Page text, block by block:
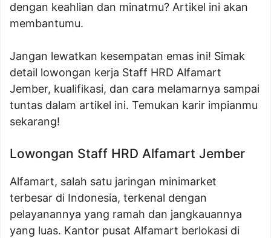
dengan keahlian dan minatmu? Artikel ini akan
membantumu.
Jangan lewatkan kesempatan emas ini! Simak
detail lowongan kerja Staff HRD Alfamart
Jember, kualifikasi, dan cara melamarnya sampai
tuntas dalam artikel ini. Temukan karir impianmu
sekarang!
Lowongan Staff HRD Alfamart Jember
Alfamart, salah satu jaringan minimarket
terbesar di Indonesia, terkenal dengan
pelayanannya yang ramah dan jangkauannya
yang luas. Kantor pusat Alfamart berlokasi di